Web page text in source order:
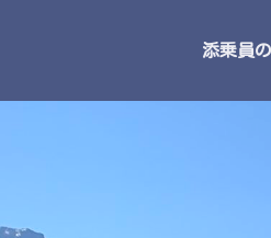
添乗員